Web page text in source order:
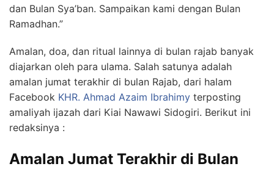
dan Bulan Sya’ban. Sampaikan kami dengan Bulan
Ramadhan.”
Amalan, doa, dan ritual lainnya di bulan rajab banyak
diajarkan oleh para ulama. Salah satunya adalah
amalan jumat terakhir di bulan Rajab, dari halam
Facebook KHR. Ahmad Azaim Ibrahimy terposting
amaliyah ijazah dari Kiai Nawawi Sidogiri. Berikut ini
redaksinya :
Amalan Jumat Terakhir di Bulan